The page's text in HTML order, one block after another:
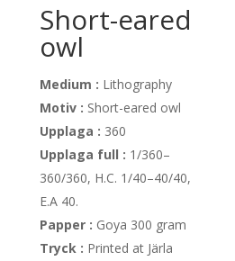
Short-eared
owl
Medium : Lithography
Motiv : Short-eared owl
Upplaga : 360
Upplaga full : 1/360–
360/360, H.C. 1/40–40/40,
E.A 40.
Papper : Goya 300 gram
Tryck : Printed at Järla